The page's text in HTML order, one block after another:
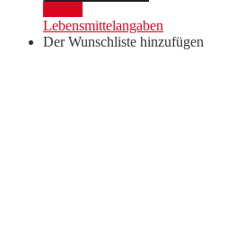
Box"
Menge
Lebensmittelangaben
Der Wunschliste hinzufügen